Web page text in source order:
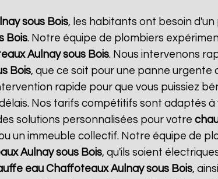
sous Bois, les habitants ont besoin
Bois. Notre équipe de plombiers
Aulnay sous Bois. Nous intervenons
Bois, que ce soit pour une panne urgente
rapide pour que vous puissiez
Nos tarifs compétitifs sont adaptés
solutions personnalisées pour votre
un immeuble collectif. Notre équipe de
Aulnay sous Bois, qu'ils soient
eau Chaffoteaux Aulnay sous Bois,